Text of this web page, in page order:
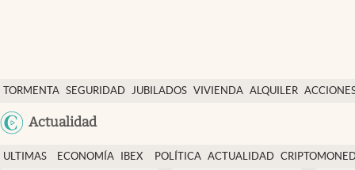
TORMENTA SEGURIDAD JUBILADOS VIVIENDA ALQUILER
Actualidad
Economía y finanzas
Política
Actualidad
ULTIMAS
ECONOMÍA
IBEX
POLÍTICA ACTUALIDAD